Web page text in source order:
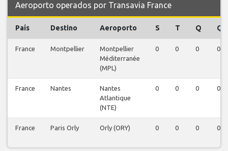
Aeroporto operados por Transavia France
País Destino Aeroporto S T Q Q
France Montpellier
Montpellier
Méditerranée
(MPL)
0 0 0 0
France Nantes
Nantes
Atlantique
(NTE)
0 0 0 0
France Paris Orly Orly (ORY) 0 0 0 0